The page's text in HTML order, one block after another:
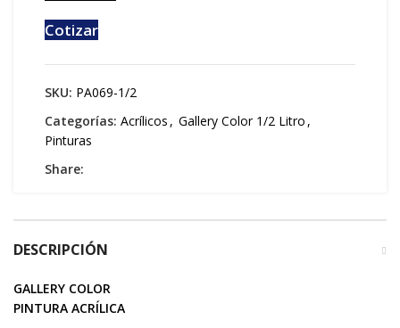
Cotizar
SKU: PA069-1/2
Categorías: Acrílicos , Gallery Color 1/2 Litro ,
Pinturas
Share:
DESCRIPCIÓN
GALLERY COLOR
PINTURA ACRÍLICA